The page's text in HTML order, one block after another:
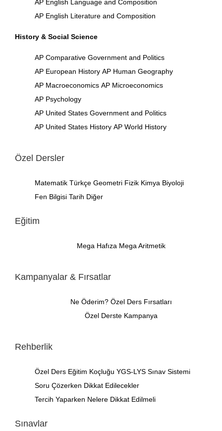
AP English Language and Composition
AP English Literature and Composition
History & Social Science
AP Comparative Government and Politics
AP European History AP Human Geography
AP Macroeconomics AP Microeconomics
AP Psychology
AP United States Government and Politics
AP United States History AP World History
Özel Dersler
Matematik Türkçe Geometri Fizik Kimya Biyoloji
Fen Bilgisi Tarih Diğer
Eğitim
Mega Hafıza Mega Aritmetik
Kampanyalar & Fırsatlar
Ne Öderim? Özel Ders Fırsatları
Özel Derste Kampanya
Rehberlik
Özel Ders Eğitim Koçluğu YGS-LYS Sınav Sistemi
Soru Çözerken Dikkat Edilecekler
Tercih Yaparken Nelere Dikkat Edilmeli
Sınavlar